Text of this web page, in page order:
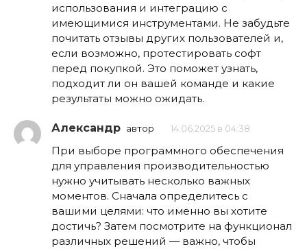
использования и интеграцию с
имеющимися инструментами. Не забудьте
почитать отзывы других пользователей и,
если возможно, протестировать софт
перед покупкой. Это поможет узнать,
подходит ли он вашей команде и какие
результаты можно ожидать.
Александр автор 14.06.2025 в 04:38
При выборе программного обеспечения
для управления производительностью
нужно учитывать несколько важных
моментов. Сначала определитесь с
вашими целями: что именно вы хотите
достичь? Затем посмотрите на функционал
различных решений — важно, чтобы